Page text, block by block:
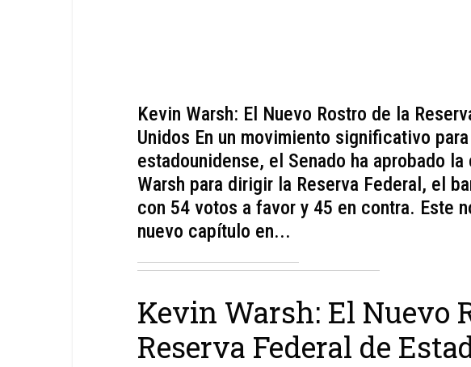
Kevin Warsh: El Nuevo Rostro de la
Unidos En un movimiento significativo
estadounidense, el Senado ha aprobado
Warsh para dirigir la Reserva Federal, el
con 54 votos a favor y 45 en contra. Este
nuevo capítulo en...
Kevin Warsh: El Nuevo
Reserva Federal de